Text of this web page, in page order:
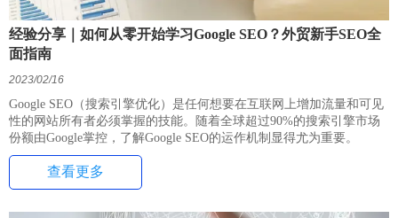
经验分享｜如何从零开始学习Google SEO？外贸新手SEO全
面指南
2023/02/16
Google SEO（搜索引擎优化）是任何想要在互联网上增加流量和可见
性的网站所有者必须掌握的技能。随着全球超过90%的搜索引擎市场
份额由Google掌控，了解Google SEO的运作机制显得尤为重要。
查看更多